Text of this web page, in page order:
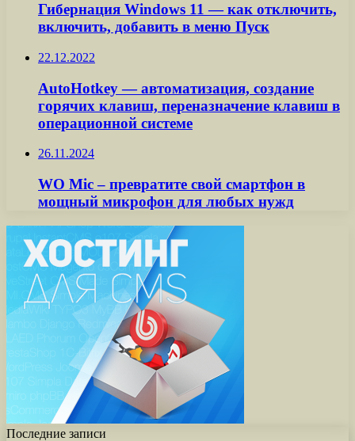
Гибернация Windows 11 — как отключить,
включить, добавить в меню Пуск
22.12.2022
AutoHotkey — автоматизация, создание
горячих клавиш, переназначение клавиш в
операционной системе
26.11.2024
WO Mic – превратите свой смартфон в
мощный микрофон для любых нужд
Последние записи